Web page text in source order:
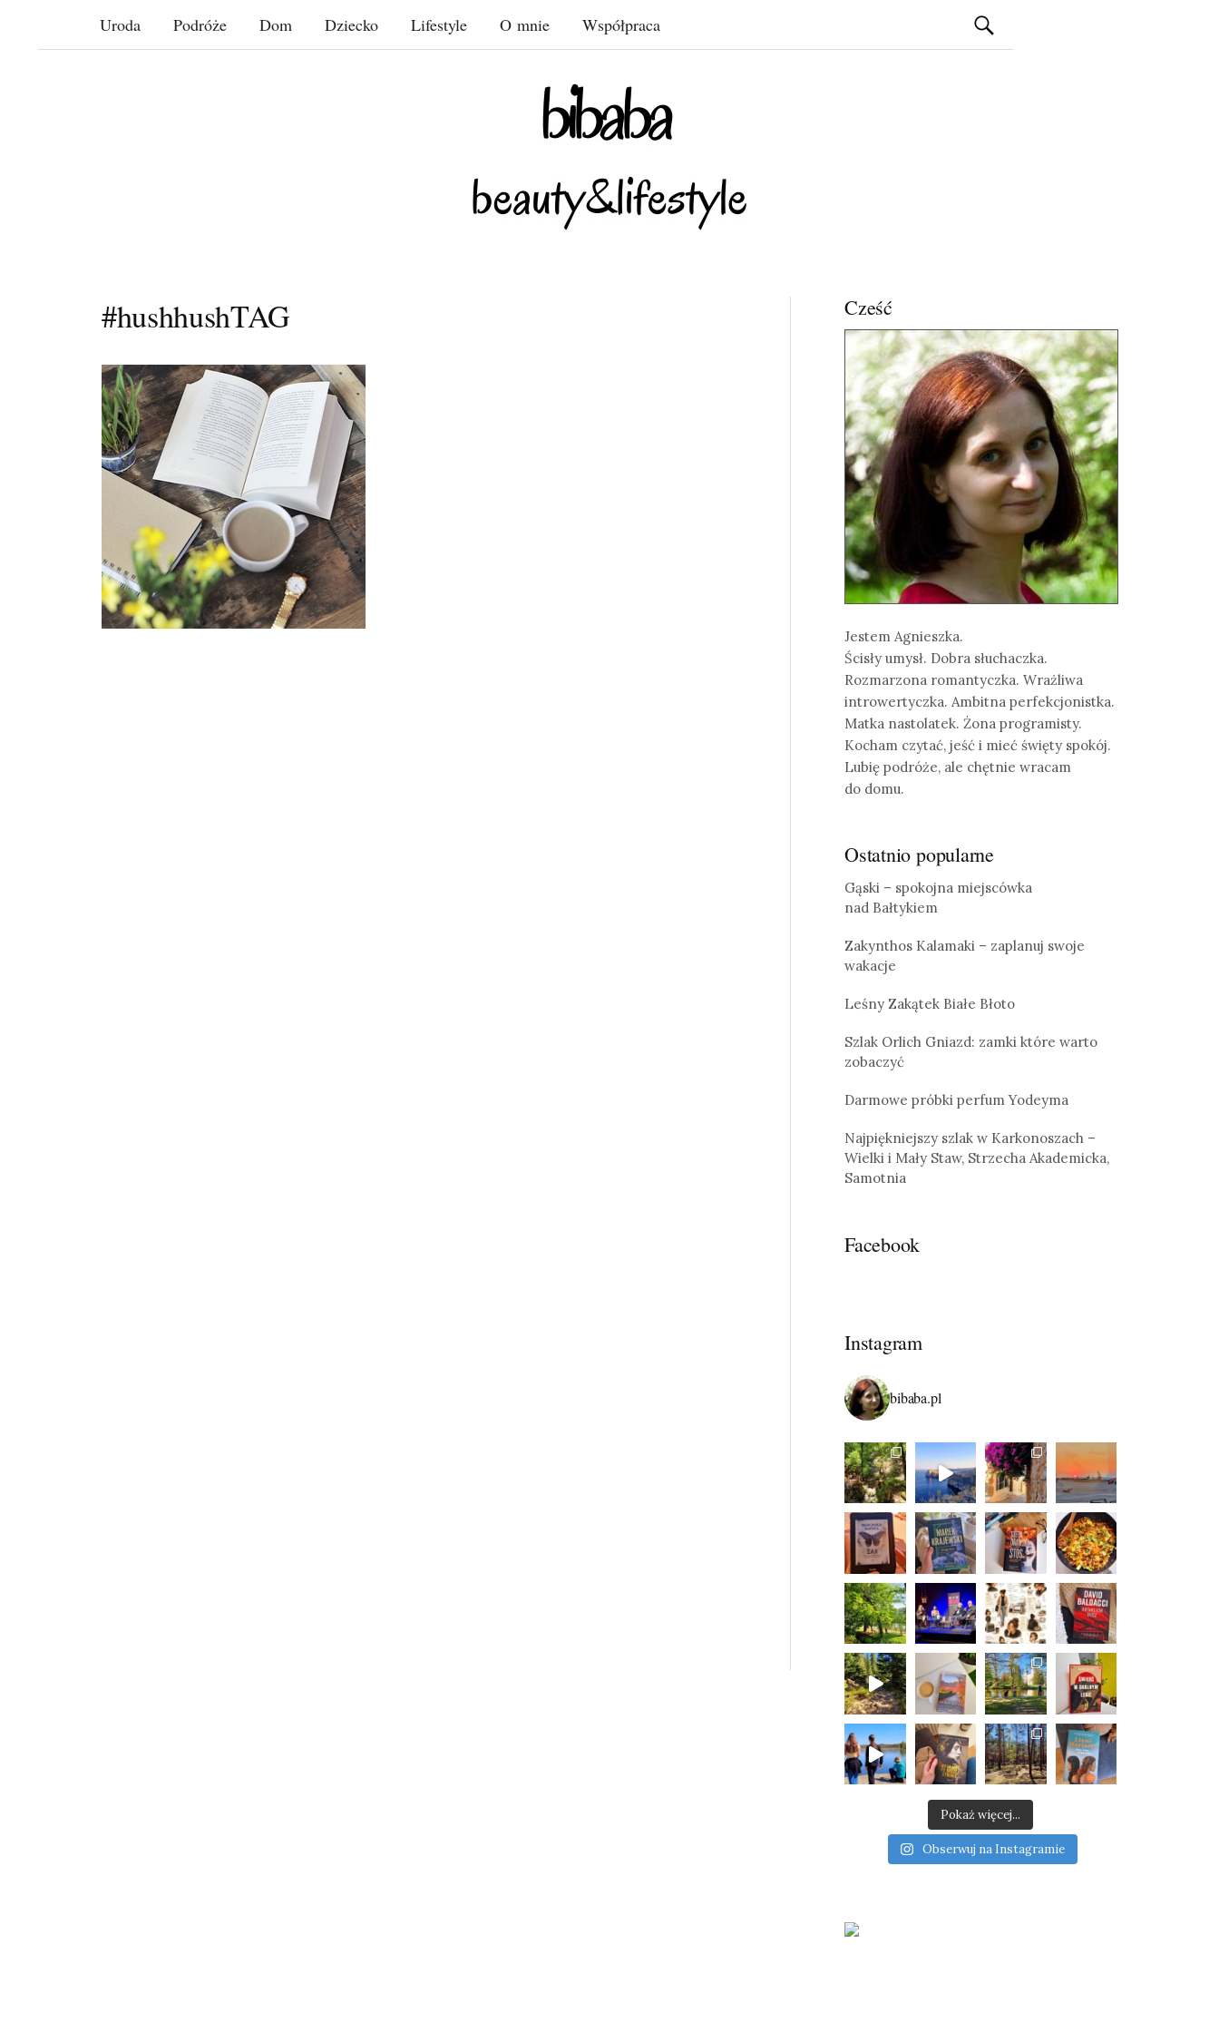
Uroda Podróże Dom Dziecko Lifestyle O mnie Współpraca Szukaj:
#hushhushTAG Cześć
Jestem Agnieszka.
Ścisły umysł. Dobra słuchaczka.
Rozmarzona romantyczka. Wrażliwa
introwertyczka. Ambitna perfekcjonistka.
Matka nastolatek. Żona programisty.
Kocham czytać, jeść i mieć święty spokój.
Lubię podróże, ale chętnie wracam
do domu.
Ostatnio popularne
Gąski – spokojna miejscówka
nad Bałtykiem
Zakynthos Kalamaki – zaplanuj swoje
wakacje
Leśny Zakątek Białe Błoto
Szlak Orlich Gniazd: zamki które warto
zobaczyć
Darmowe próbki perfum Yodeyma
Najpiękniejszy szlak w Karkonoszach –
Wielki i Mały Staw, Strzecha Akademicka,
Samotnia
Facebook
Instagram
bibaba.pl
Pokaż więcej...
Obserwuj na Instagramie